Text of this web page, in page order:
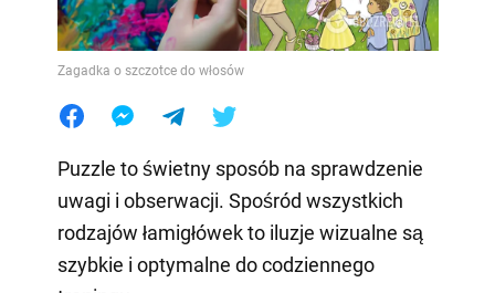
Zagadka o szczotce do włosów
Puzzle to świetny sposób na sprawdzenie
uwagi i obserwacji. Spośród wszystkich
rodzajów łamigłówek to iluzje wizualne są
szybkie i optymalne do codziennego